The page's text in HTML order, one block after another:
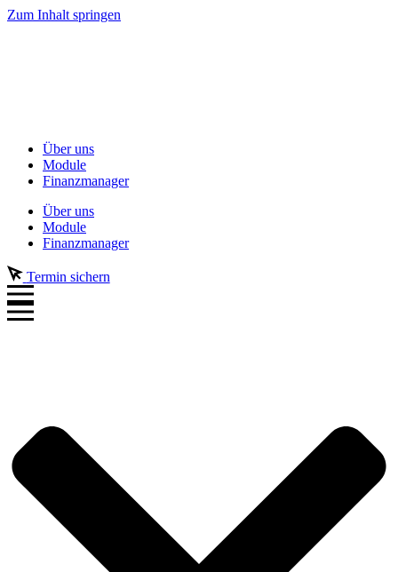
Zum Inhalt springen
Über uns
Module
Finanzmanager
Über uns
Module
Finanzmanager
Termin sichern